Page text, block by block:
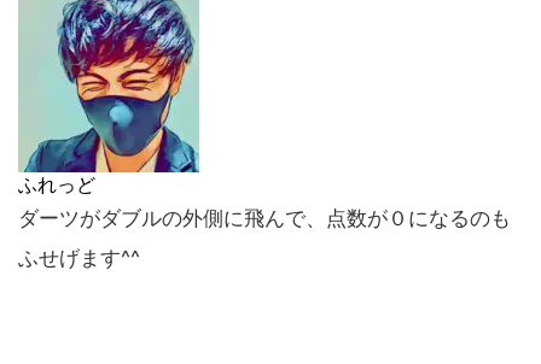
ふれっど
ダーツがダブルの外側に飛んで、点数が０になるのも
ふせげます^^